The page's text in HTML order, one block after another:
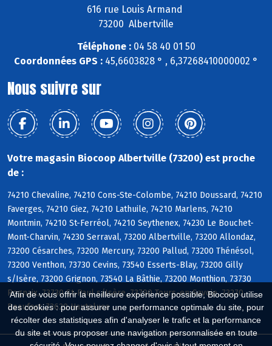
Afin de vous offrir la meilleure expérience possible, Biocoop utilise
des cookies : pour assurer une performance optimale du site, pour
récolter des statistiques afin d'analyser le trafic et la performance
du site et vous proposer une navigation personnalisée en toute
616 rue Louis Armand
73200 Albertville
Téléphone :04 58 40 01 50
Coordonnées GPS : 45,6603828 ° , 6,37268410000002 °
Nous suivre sur
Votre magasin Biocoop Albertville (73200) est proche
de :
74210 Chevaline, 74210 Cons-Ste-Colombe, 74210 Doussard, 74210
Faverges, 74210 Giez, 74210 Lathuile, 74210 Marlens, 74210
Montmin, 74210 St-Ferréol, 74210 Seythenex, 74230 Le Bouchet-
Mont-Charvin, 74230 Serraval, 73200 Albertville, 73200 Allondaz,
73200 Césarches, 73200 Mercury, 73200 Pallud, 73200 Thénésol,
73200 Venthon, 73730 Cevins, 73540 Esserts-Blay, 73200 Gilly
s/Isère, 73200 Grignon, 73540 La Bâthie, 73200 Monthion, 73730
Rognaix, 73730 St-Paul s/Isère, 73790 Tours-en-Savoie, 73270
Beaufort, 73620 Hauteluce